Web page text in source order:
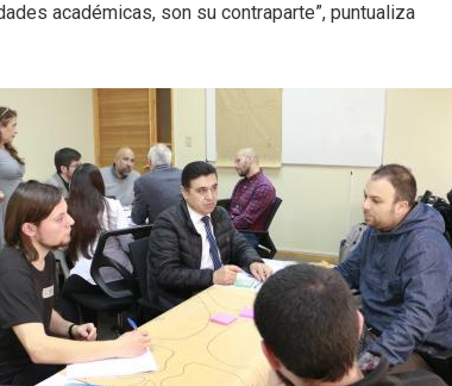
académicas, son su contraparte”, puntualiza